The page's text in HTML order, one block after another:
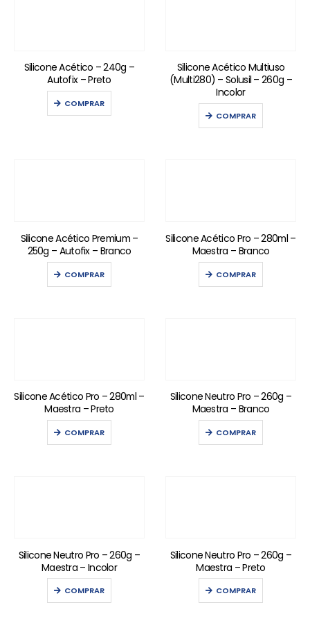
Silicone Acético – 240g –
Autofix – Preto
COMPRAR
Silicone Acético Multiuso
(Multi280) – Solusil – 260g –
Incolor
COMPRAR
Silicone Acético Premium –
250g – Autofix – Branco
COMPRAR
Silicone Acético Pro – 280ml –
Maestra – Branco
COMPRAR
Silicone Acético Pro – 280ml –
Maestra – Preto
COMPRAR
Silicone Neutro Pro – 260g –
Maestra – Branco
COMPRAR
Silicone Neutro Pro – 260g –
Maestra – Incolor
COMPRAR
Silicone Neutro Pro – 260g –
Maestra – Preto
COMPRAR